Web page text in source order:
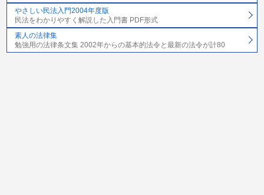
やさしい民法入門2004年度版
民法をわかりやすく解説した入門書 PDF形式
素人の法律集
勉強用の法律条文集 2002年からの基本的法令と最新の法令が計80